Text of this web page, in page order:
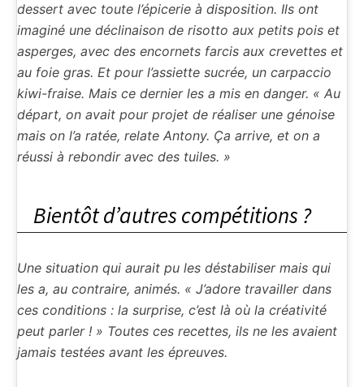
dessert avec toute l’épicerie à disposition. Ils ont
imaginé une déclinaison de risotto aux petits pois et
asperges, avec des encornets farcis aux crevettes et
au foie gras. Et pour l’assiette sucrée, un carpaccio
kiwi-fraise. Mais ce dernier les a mis en danger. « Au
départ, on avait pour projet de réaliser une génoise
mais on l’a ratée, relate Antony. Ça arrive, et on a
réussi à rebondir avec des tuiles. »
Bientôt d’autres compétitions ?
Une situation qui aurait pu les déstabiliser mais qui
les a, au contraire, animés. « J’adore travailler dans
ces conditions : la surprise, c’est là où la créativité
peut parler ! » Toutes ces recettes, ils ne les avaient
jamais testées avant les épreuves.